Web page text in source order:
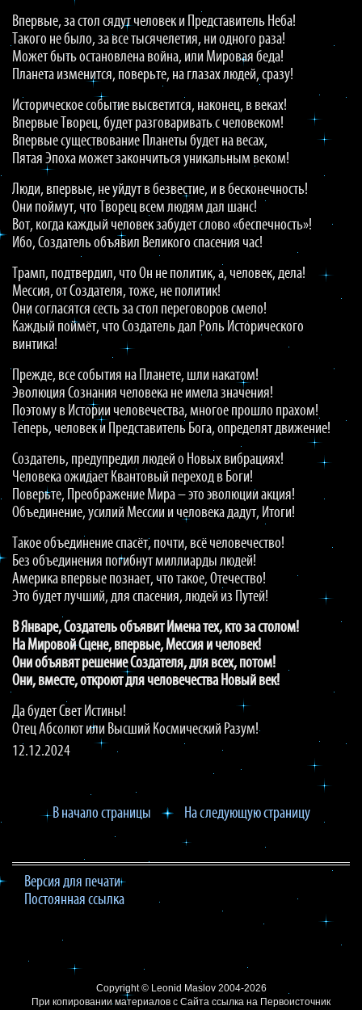
Впервые, за стол сядут человек и Представитель Неба!
Такого не было, за все тысячелетия, ни одного раза!
Может быть остановлена война, или Мировая беда!
Планета изменится, поверьте, на глазах людей, сразу!
Историческое событие высветится, наконец, в веках!
Впервые Творец, будет разговаривать с человеком!
Впервые существование Планеты будет на весах,
Пятая Эпоха может закончиться уникальным веком!
Люди, впервые, не уйдут в безвестие, и в бесконечность!
Они поймут, что Творец всем людям дал шанс!
Вот, когда каждый человек забудет слово «беспечность»!
Ибо, Создатель объявил Великого спасения час!
Трамп, подтвердил, что Он не политик, а, человек, дела!
Мессия, от Создателя, тоже, не политик!
Они согласятся сесть за стол переговоров смело!
Каждый поймёт, что Создатель дал Роль Исторического
винтика!
Прежде, все события на Планете, шли накатом!
Эволюция Сознания человека не имела значения!
Поэтому в Истории человечества, многое прошло прахом!
Теперь, человек и Представитель Бога, определят движение!
Создатель, предупредил людей о Новых вибрациях!
Человека ожидает Квантовый переход в Боги!
Поверьте, Преображение Мира – это эволюции акция!
Объединение, усилий Мессии и человека дадут, Итоги!
Такое объединение спасёт, почти, всё человечество!
Без объединения погибнут миллиарды людей!
Америка впервые познает, что такое, Отечество!
Это будет лучший, для спасения, людей из Путей!
В Январе, Создатель объявит Имена тех, кто за столом!
На Мировой Сцене, впервые, Мессия и человек!
Они объявят решение Создателя, для всех, потом!
Они, вместе, откроют для человечества Новый век!
Да будет Свет Истины!
Отец Абсолют или Высший Космический Разум!
12.12.2024
В начало страницы На следующую страницу
Версия для печати
Постоянная ссылка
Copyright © Leonid Maslov2004-2026
При копировании материалов с Сайта ссылка на Первоисточник